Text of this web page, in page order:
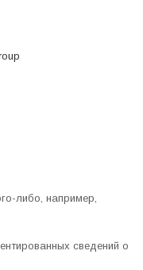
либо, например,
сведений о